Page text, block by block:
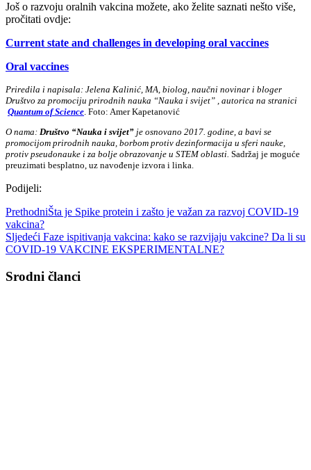
Još o razvoju oralnih vakcina možete, ako želite saznati nešto više,
pročitati ovdje:
Current state and challenges in developing oral vaccines
Oral vaccines
Priredila i napisala: Jelena Kalinić, MA, biolog, naučni novinar i bloger
Društvo za promociju prirodnih nauka “Nauka i svijet” , autorica na stranici
Quantum of Science. Foto: Amer Kapetanović
O nama: Društvo “Nauka i svijet” je osnovano 2017. godine, a bavi se
promocijom prirodnih nauka, borbom protiv dezinformacija u sferi nauke,
protiv pseudonauke i za bolje obrazovanje u STEM oblasti. Sadržaj je moguće
preuzimati besplatno, uz navođenje izvora i linka.
Podijeli:
PrethodniŠta je Spike protein i zašto je važan za razvoj COVID-19
vakcina?
Sljedeći Faze ispitivanja vakcina: kako se razvijaju vakcine? Da li su
COVID-19 VAKCINE EKSPERIMENTALNE?
Srodni članci